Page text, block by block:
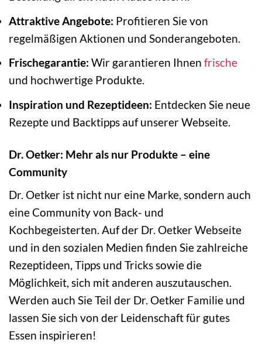
Attraktive Angebote: Profitieren Sie von
regelmäßigen Aktionen und Sonderangeboten.
Frischegarantie: Wir garantieren Ihnen frische
und hochwertige Produkte.
Inspiration und Rezeptideen: Entdecken Sie neue
Rezepte und Backtipps auf unserer Webseite.
Dr. Oetker: Mehr als nur Produkte – eine
Community
Dr. Oetker ist nicht nur eine Marke, sondern auch
eine Community von Back- und
Kochbegeisterten. Auf der Dr. Oetker Webseite
und in den sozialen Medien finden Sie zahlreiche
Rezeptideen, Tipps und Tricks sowie die
Möglichkeit, sich mit anderen auszutauschen.
Werden auch Sie Teil der Dr. Oetker Familie und
lassen Sie sich von der Leidenschaft für gutes
Essen inspirieren!